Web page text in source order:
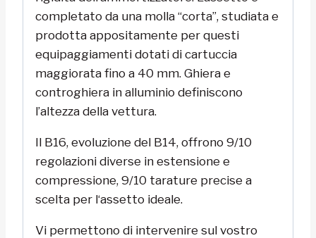
completato da una molla “corta”, studiata e
prodotta appositamente per questi
equipaggiamenti dotati di cartuccia
maggiorata fino a 40 mm. Ghiera e
controghiera in alluminio definiscono
l’altezza della vettura.
Il B16, evoluzione del B14, offrono 9/10
regolazioni diverse in estensione e
compressione, 9/10 tarature precise a
scelta per l‘assetto ideale.
Vi permettono di intervenire sul vostro